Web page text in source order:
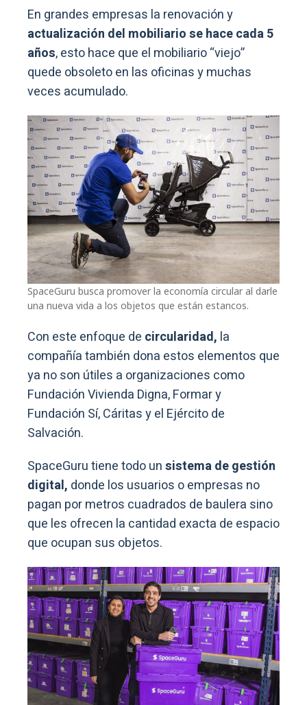
En grandes empresas la renovación y
actualización del mobiliario se hace cada 5
años, esto hace que el mobiliario “viejo”
quede obsoleto en las oficinas y muchas
veces acumulado.
SpaceGuru busca promover la economía circular al darle
una nueva vida a los objetos que están estancos.
Con este enfoque de circularidad, la
compañía también dona estos elementos que
ya no son útiles a organizaciones como
Fundación Vivienda Digna, Formar y
Fundación Sí, Cáritas y el Ejército de
Salvación.
SpaceGuru tiene todo unsistema de gestión
digital, donde los usuarios o empresas no
pagan por metros cuadrados de baulera sino
que les ofrecen la cantidad exacta de espacio
que ocupan sus objetos.